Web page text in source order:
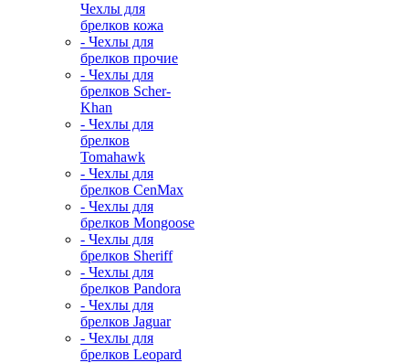
Чехлы для
брелков кожа
- Чехлы для
брелков прочие
- Чехлы для
брелков Scher-
Khan
- Чехлы для
брелков
Tomahawk
- Чехлы для
брелков CenMax
- Чехлы для
брелков Mongoose
- Чехлы для
брелков Sheriff
- Чехлы для
брелков Pandora
- Чехлы для
брелков Jaguar
- Чехлы для
брелков Leopard